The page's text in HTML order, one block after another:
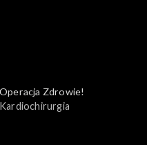
Operacja Zdrowie!
Kardiochirurgia